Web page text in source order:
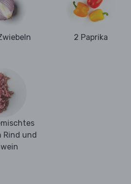
2 Paprika
Rind und